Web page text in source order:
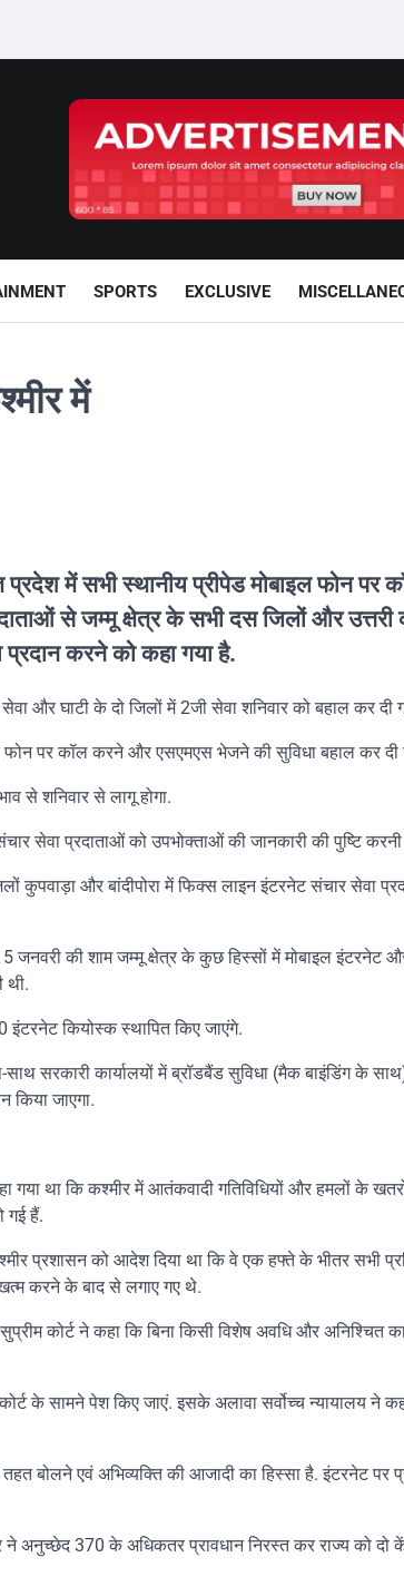
SPORTS EXCLUSIVE
में
में सभी स्थानीय प्रीपेड मोबाइल फोन
से जम्मू क्षेत्र के सभी दस जिलों और उत्तरी
प्रदान करने को कहा गया है.
और घाटी के दो जिलों में 2जी सेवा शनिवार को बहाल कर दी
फोन पर कॉल करने और एसएमएस भेजने की सुविधा बहाल कर दी
से शनिवार से लागू होगा.
सेवा प्रदाताओं को उपभोक्ताओं की जानकारी की पुष्टि करनी
कुपवाड़ा और बांदीपोरा में फिक्स लाइन इंटरनेट संचार सेवा
की शाम जम्मू क्षेत्र के कुछ हिस्सों में मोबाइल इंटरनेट और
थी.
कियोस्क स्थापित किए जाएंगे.
सरकारी कार्यालयों में ब्रॉडबैंड सुविधा (मैक बाइंडिंग के
किया जाएगा.
गया था कि कश्मीर में आतंकवादी गतिविधियों और हमलों के
गई हैं.
प्रशासन को आदेश दिया था कि वे एक हफ्ते के भीतर सभी
खत्म करने के बाद से लगाए गए थे.
कोर्ट ने कहा कि बिना किसी विशेष अवधि और अनिश्चित
के सामने पेश किए जाएं. इसके अलावा सर्वोच्च न्यायालय ने
बोलने एवं अभिव्यक्ति की आजादी का हिस्सा है. इंटरनेट पर
अनुच्छेद 370 के अधिकतर प्रावधान निरस्त कर राज्य को दो